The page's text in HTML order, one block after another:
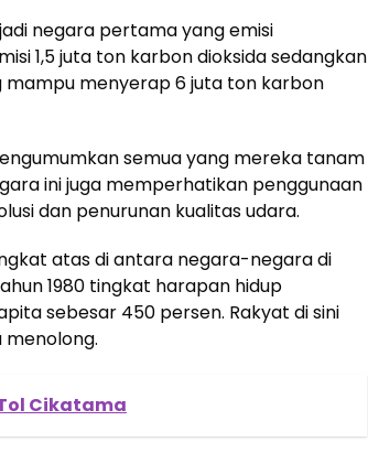
negara pertama yang emisi
1,5 juta ton karbon dioksida sedangkan
mampu menyerap 6 juta ton karbon
semua yang mereka tanam
ini juga memperhatikan penggunaan
dan penurunan kualitas udara.
atas di antara negara-negara di
1980 tingkat harapan hidup
sebesar 450 persen. Rakyat di sini
menolong.
Cikatama